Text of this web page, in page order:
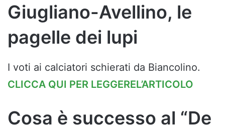
Giugliano-Avellino, le
pagelle dei lupi
I voti ai calciatori schierati da Biancolino.
CLICCA QUI PER LEGGEREL’ARTICOLO
Cosa è successo al “De